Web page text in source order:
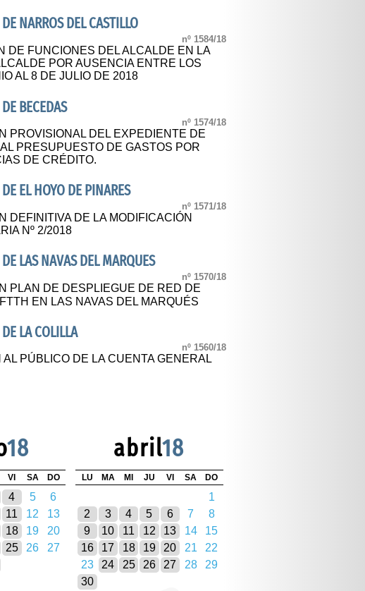
NARROS DEL CASTILLO
nº 1584/18
DE FUNCIONES DEL ALCALDE EN LA
POR AUSENCIA ENTRE LOS
AL 8 DE JULIO DE 2018
BECEDAS
nº 1574/18
PROVISIONAL DEL EXPEDIENTE DE
PRESUPUESTO DE GASTOS POR
DE CRÉDITO.
EL HOYO DE PINARES
nº 1571/18
DEFINITIVA DE LA MODIFICACIÓN
Nº 2/2018
LAS NAVAS DEL MARQUES
nº 1570/18
PLAN DE DESPLIEGUE DE RED DE
EN LAS NAVAS DEL MARQUÉS
LA COLILLA
nº 1560/18
AL PÚBLICO DE LA CUENTA GENERAL
18
VI SA DO
4 5
6
11 12
13
18 19
20
25 26
27
abril18
LU MA MI JU VI SA DO
1
2
3 4 5 6 7
8
9
10 11 12 13 14
15
16
17 18 19 20 21
22
23
24 25 26 27 28
29
30